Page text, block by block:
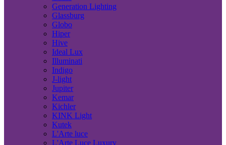
Generation Lighting
Glassburg
Globo
Hiper
Hive
Ideal Lux
Illuminati
Indigo
J-light
Jupiter
Kemar
Kichler
KINK Light
Kutek
L'Arte luce
L'Arte Luce Luxury